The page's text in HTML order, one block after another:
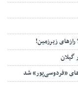
زیرزمین!
گیلان
«فردوسی‌پور» شد